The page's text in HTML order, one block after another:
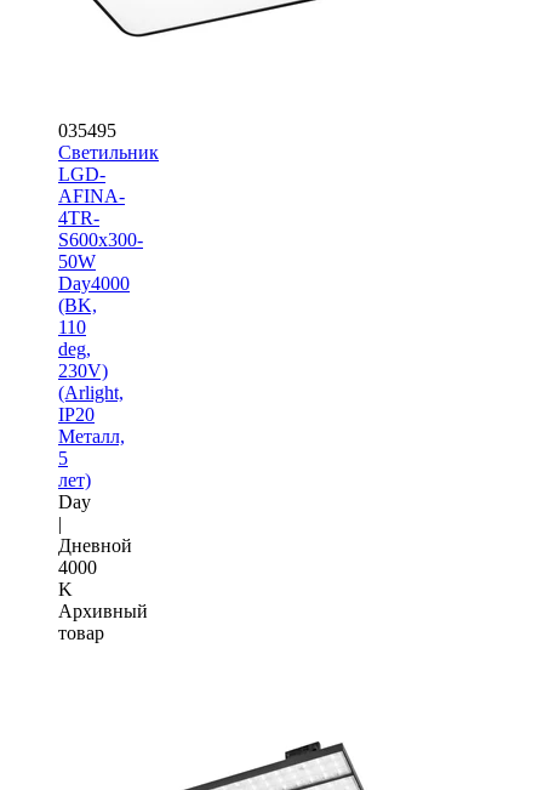
035495
Светильник
LGD-
AFINA-
4TR-
S600x300-
50W
Day4000
(BK,
110
deg,
230V)
(Arlight,
IP20
Металл,
5
лет)
Day
|
Дневной
4000
K
Архивный
товар